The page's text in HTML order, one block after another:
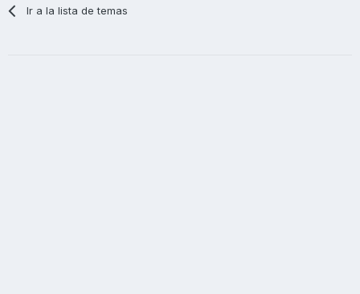
Ir a la lista de temas